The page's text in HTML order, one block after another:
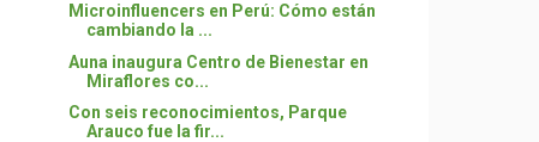
Microinfluencers en Perú: Cómo están
cambiando la ...
Auna inaugura Centro de Bienestar en
Miraflores co...
Con seis reconocimientos, Parque
Arauco fue la fir...